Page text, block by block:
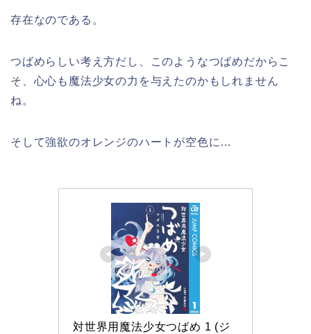
存在なのである。
つばめらしい考え方だし、このようなつばめだからこ
そ、心心も魔法少女の力を与えたのかもしれません
ね。
そして強欲のオレンジのハートが空色に…
対世界用魔法少女つばめ 1 (ジ